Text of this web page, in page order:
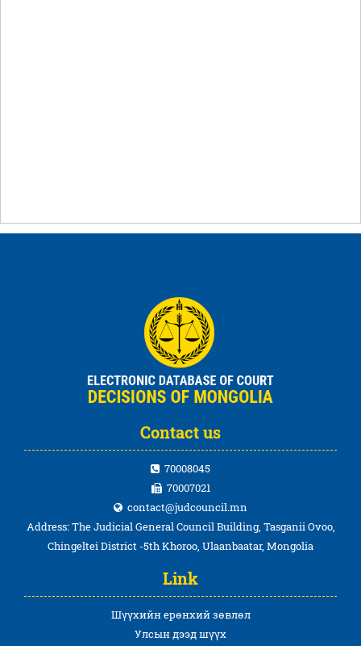
Contact us
70008045
70007021
contact@judcouncil.mn
Address: The Judicial General Council Building, Tasganii Ovoo,
Chingeltei District -5th Khoroo, Ulaanbaatar, Mongolia
Link
Шүүхийн ерөнхий зөвлөл
Улсын дээд шүүх